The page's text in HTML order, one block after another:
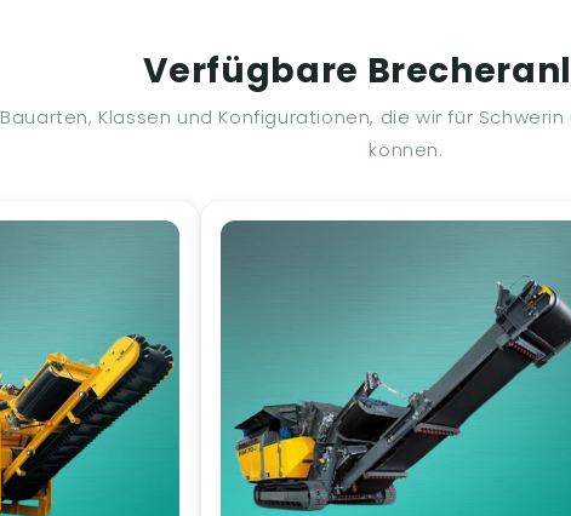
Verfügbare
Bauarten, Klassen und Konfigurationen, die wir für
können.